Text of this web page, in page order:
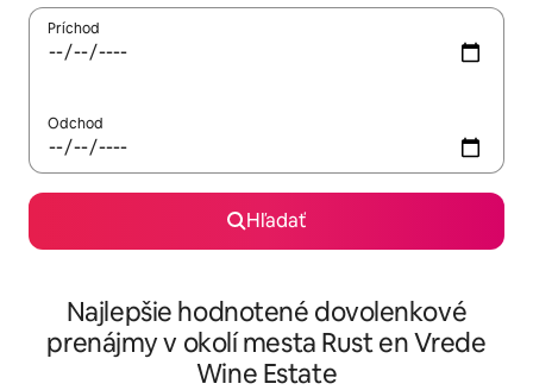
Príchod
Odchod
Hľadať
Najlepšie hodnotené dovolenkové
prenájmy v okolí mesta Rust en Vrede
Wine Estate